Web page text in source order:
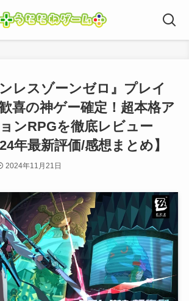
ンレスゾーンゼロ』プレイ
喜の神ゲー確定！超本格ア
ンRPGを徹底レビュー
年最新評価/感想まとめ】
2024年11月21日